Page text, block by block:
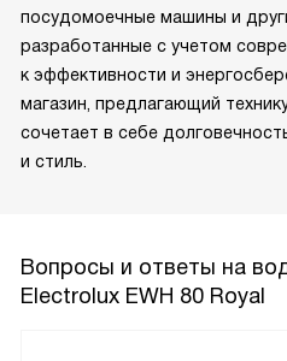
посудомоечные машины и
разработанные с учетом
к эффективности и
магазин, предлагающий
сочетает в себе
и стиль.
Вопросы и ответы на
Electrolux EWH 80 Royal